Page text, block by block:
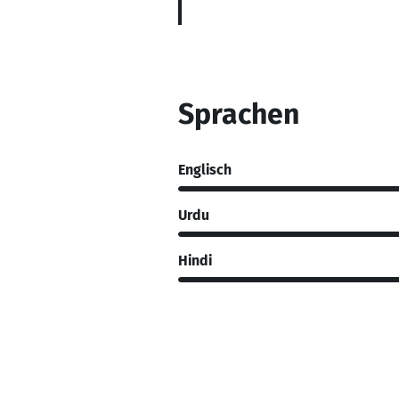
Sprachen
Englisch
Urdu
Hindi